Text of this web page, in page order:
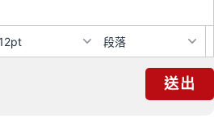
段落
送出